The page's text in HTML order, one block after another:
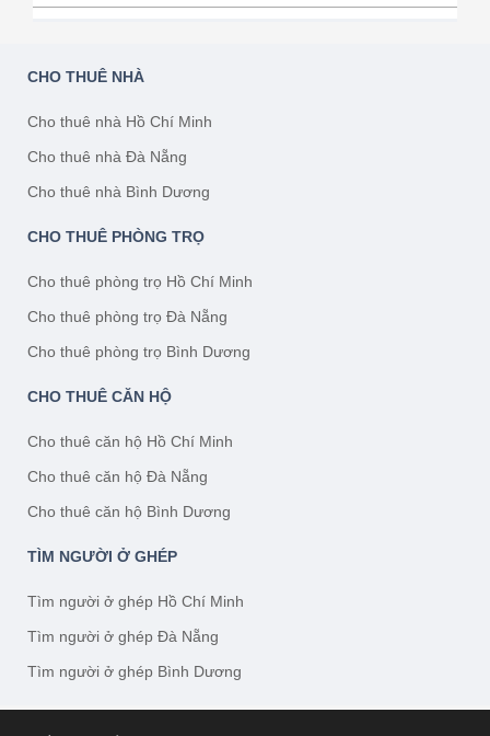
CHO THUÊ NHÀ
Cho thuê nhà Hồ Chí Minh
Cho thuê nhà Đà Nẵng
Cho thuê nhà Bình Dương
CHO THUÊ PHÒNG TRỌ
Cho thuê phòng trọ Hồ Chí Minh
Cho thuê phòng trọ Đà Nẵng
Cho thuê phòng trọ Bình Dương
CHO THUÊ CĂN HỘ
Cho thuê căn hộ Hồ Chí Minh
Cho thuê căn hộ Đà Nẵng
Cho thuê căn hộ Bình Dương
TÌM NGƯỜI Ở GHÉP
Tìm người ở ghép Hồ Chí Minh
Tìm người ở ghép Đà Nẵng
Tìm người ở ghép Bình Dương